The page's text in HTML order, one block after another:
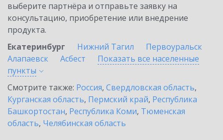
выберите партнёра и отправьте заявку на
консультацию, приобретение или внедрение
продукта.
Екатеринбург
Нижний Тагил
Первоуральск
Алапаевск
Асбест
Показать все населенные
пункты
Смотрите также: Россия, Свердловская область,
Курганская область, Пермский край, Республика
Башкортостан, Республика Коми, Тюменская
область, Челябинская область